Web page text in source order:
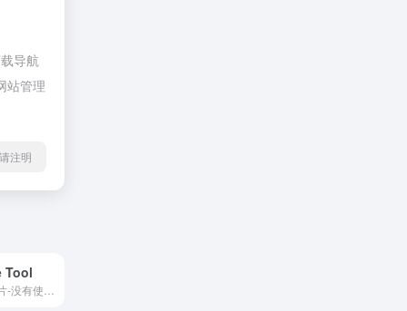
导航
站管理
注明
Tool